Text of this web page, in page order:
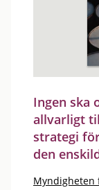
Ingen ska
allvarligt
strategi
den
Myndigheten